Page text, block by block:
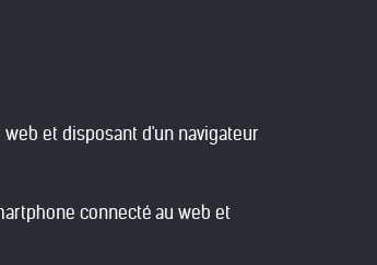
et disposant d'un navigateur
connecté au web et